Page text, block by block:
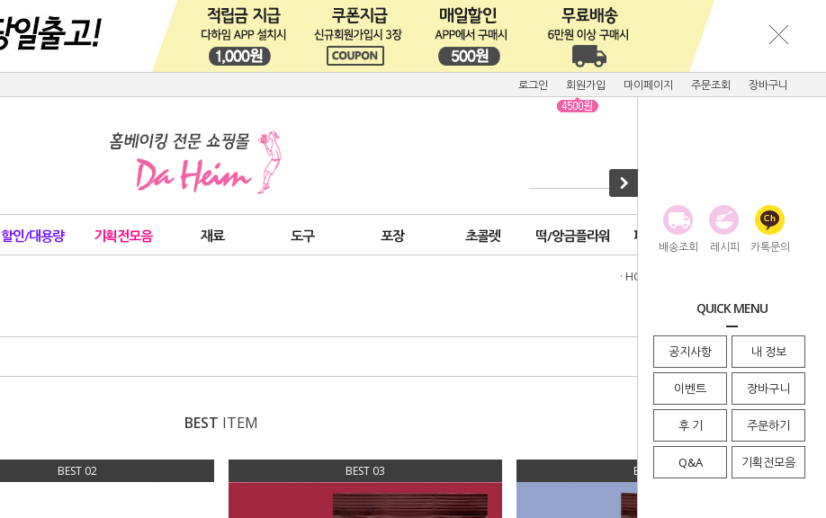
배송조회 레시피 카톡문의
QUICK MENU
공지사항 내 정보
이벤트 장바구니
후 기 주문하기
Q&A 기획전모음
로그인 회원가입 마이페이지 주문조회 장바구니
할인/대용량 기획전모음 재료 도구 포장 초콜렛 떡/앙금플라워 피크닉용품
· HOME
BEST ITEM
BEST 02 BEST 03 BEST 04